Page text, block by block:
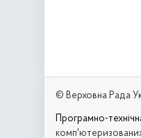
© Верховна Рада
Програмно-